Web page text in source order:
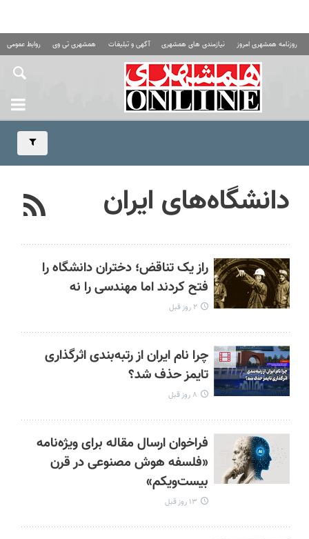
روزنامه همشهری امروز نیازمندی های همشهری آگهی و تبلیغات همشهری تی وی روابط عمومی
دانشگاه‌های ایران
راز یک تناقض؛ دختران دانشگاه را
فتح کردند اما مهندسی را نه
۲ روز قبل
چرا نام ایران از رتبه‌بندی اثرگذاری
تایمز حذف شد؟
۸ روز قبل
فراخوان ارسال مقاله برای ویژه‌نامه
«فلسفه هوش مصنوعی در قرن
بیست‌ویکم»
۱۳ روز قبل